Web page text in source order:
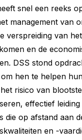
snel een reeks
management van
verspreiding van
en de
DSS stond
hen te helpen
risico van
effectief
die op afstand aan
en -